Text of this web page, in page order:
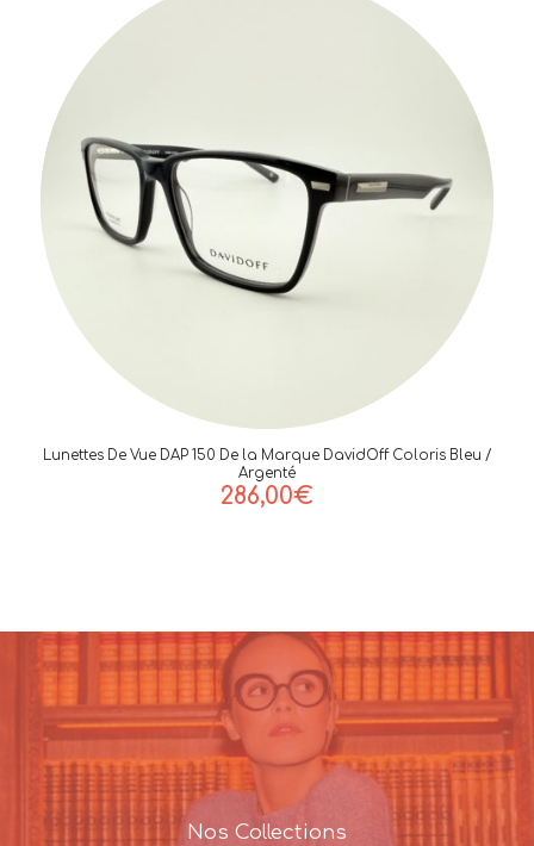
Lunettes De Vue DAP 150 De la Marque DavidOff Coloris Bleu /
Argenté
286,00€
Nos Collections